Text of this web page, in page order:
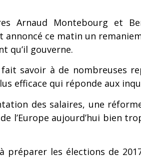
Arnaud Montebourg et
ce matin un
qu’il gouverne.
savoir à de nombreuses
efficace qui réponde aux
des salaires, une
aujourd’hui bien
préparer les élections de